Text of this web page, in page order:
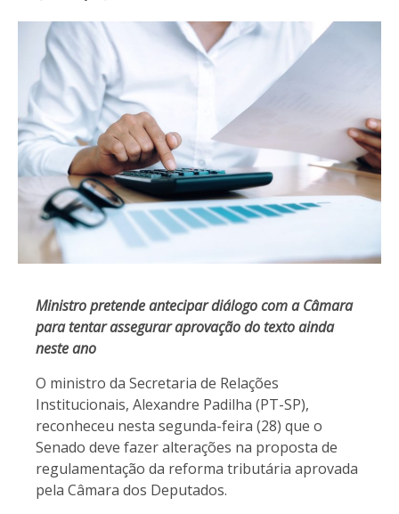
Ministro pretende antecipar diálogo com a Câmara
para tentar assegurar aprovação do texto ainda
neste ano
O ministro da Secretaria de Relações
Institucionais, Alexandre Padilha (PT-SP),
reconheceu nesta segunda-feira (28) que o
Senado deve fazer alterações na proposta de
regulamentação da reforma tributária aprovada
pela Câmara dos Deputados.